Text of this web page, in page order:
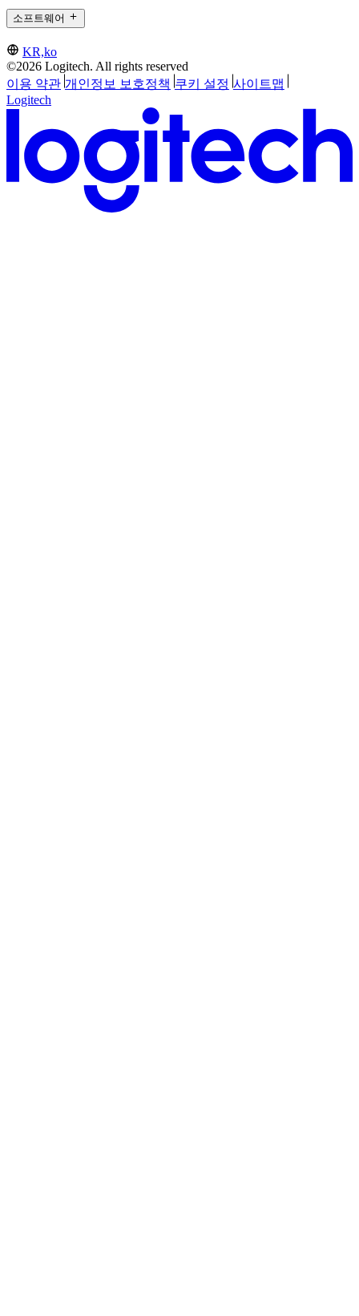
소프트웨어
KR,ko
©2026 Logitech. All rights reserved
이용 약관 개인정보 보호정책 쿠키 설정 사이트맵
Logitech